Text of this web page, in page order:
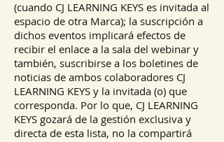
(cuando CJ LEARNING KEYS es invitada al
espacio de otra Marca); la suscripción a
dichos eventos implicará efectos de
recibir el enlace a la sala del webinar y
también, suscribirse a los boletines de
noticias de ambos colaboradores CJ
LEARNING KEYS y la invitada (o) que
corresponda. Por lo que, CJ LEARNING
KEYS gozará de la gestión exclusiva y
directa de esta lista, no la compartirá